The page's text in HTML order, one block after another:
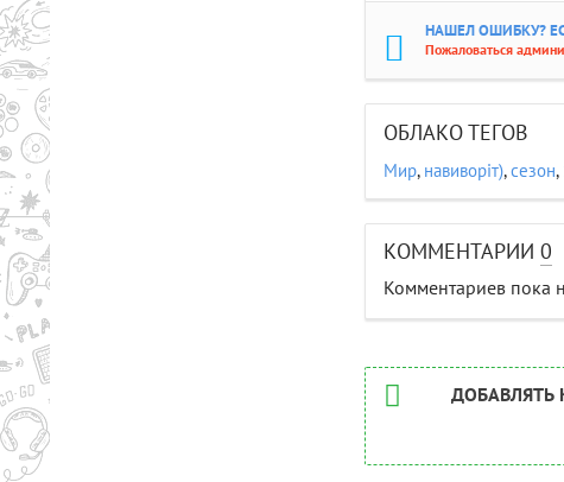
НАШЕЛ ОШИБКУ?
Пожаловаться
ОБЛАКО ТЕГОВ
Мир, навиворiт),сезон,
КОММЕНТАРИИ 0
Комментариев пока
ДОБАВЛЯТЬ